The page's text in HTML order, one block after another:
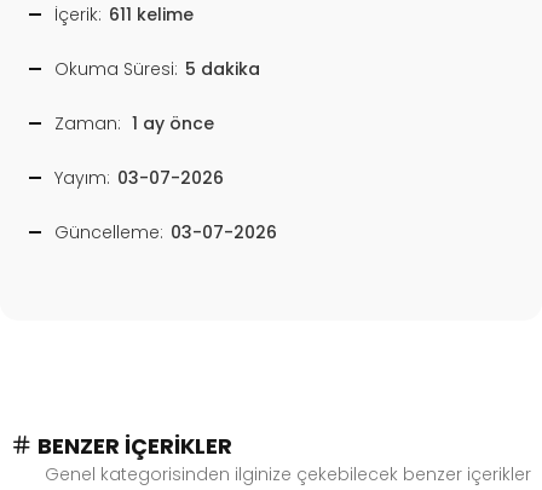
İçerik: 611 kelime
Okuma Süresi: 5 dakika
Zaman: 1 ay önce
Yayım: 03-07-2026
Güncelleme: 03-07-2026
BENZER İÇERIKLER
Genel kategorisinden ilginize çekebilecek benzer içerikler